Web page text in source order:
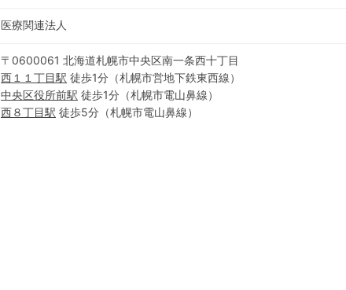
医療関連法人
〒0600061 北海道札幌市中央区南一条西十丁目
西１１丁目駅 徒歩1分 （札幌市営地下鉄東西線）
中央区役所前駅 徒歩1分 （札幌市電山鼻線）
西８丁目駅 徒歩5分 （札幌市電山鼻線）